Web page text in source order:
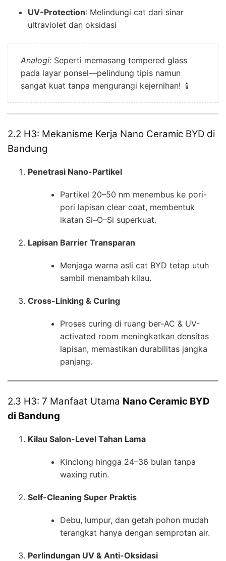
UV-Protection: Melindungi cat dari sinar
ultraviolet dan oksidasi
Analogi: Seperti memasang tempered glass
pada layar ponsel—pelindung tipis namun
sangat kuat tanpa mengurangi kejernihan! 📱
2.2 H3: Mekanisme Kerja Nano Ceramic BYD di
Bandung
Penetrasi Nano-Partikel
Partikel 20–50 nm menembus ke pori-
pori lapisan clear coat, membentuk
ikatan Si–O–Si superkuat.
Lapisan Barrier Transparan
Menjaga warna asli cat BYD tetap utuh
sambil menambah kilau.
Cross-Linking & Curing
Proses curing di ruang ber-AC & UV-
activated room meningkatkan densitas
lapisan, memastikan durabilitas jangka
panjang.
2.3 H3: 7 Manfaat Utama Nano Ceramic BYD
di Bandung
Kilau Salon-Level Tahan Lama
Kinclong hingga 24–36 bulan tanpa
waxing rutin.
Self-Cleaning Super Praktis
Debu, lumpur, dan getah pohon mudah
terangkat hanya dengan semprotan air.
Perlindungan UV & Anti-Oksidasi